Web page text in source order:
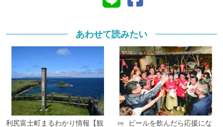
あわせて読みたい
利尻富士町まるわかり情報【観
PR
ビールを飲んだら応援にな